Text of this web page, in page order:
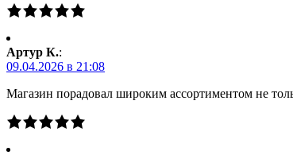
Артур К.:
09.04.2026 в 21:08
Магазин порадовал широким ассортиментом не